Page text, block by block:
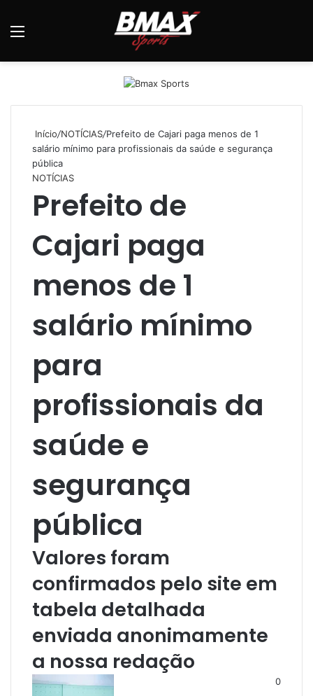
Início/NOTÍCIAS/Prefeito de Cajari paga menos de 1
salário mínimo para profissionais da saúde e segurança
pública
NOTÍCIAS
Prefeito de
Cajari paga
menos de 1
salário mínimo
para
profissionais da
saúde e
segurança
pública
Valores foram
confirmados pelo site em
tabela detalhada
enviada anonimamente
a nossa redação
0